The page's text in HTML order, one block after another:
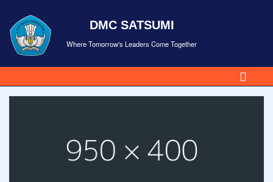
DMC SATSUMI
Where Tomorrow's Leaders Come Together